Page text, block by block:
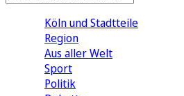
Köln und Stadtteile
Region
Aus aller Welt
Sport
Politik